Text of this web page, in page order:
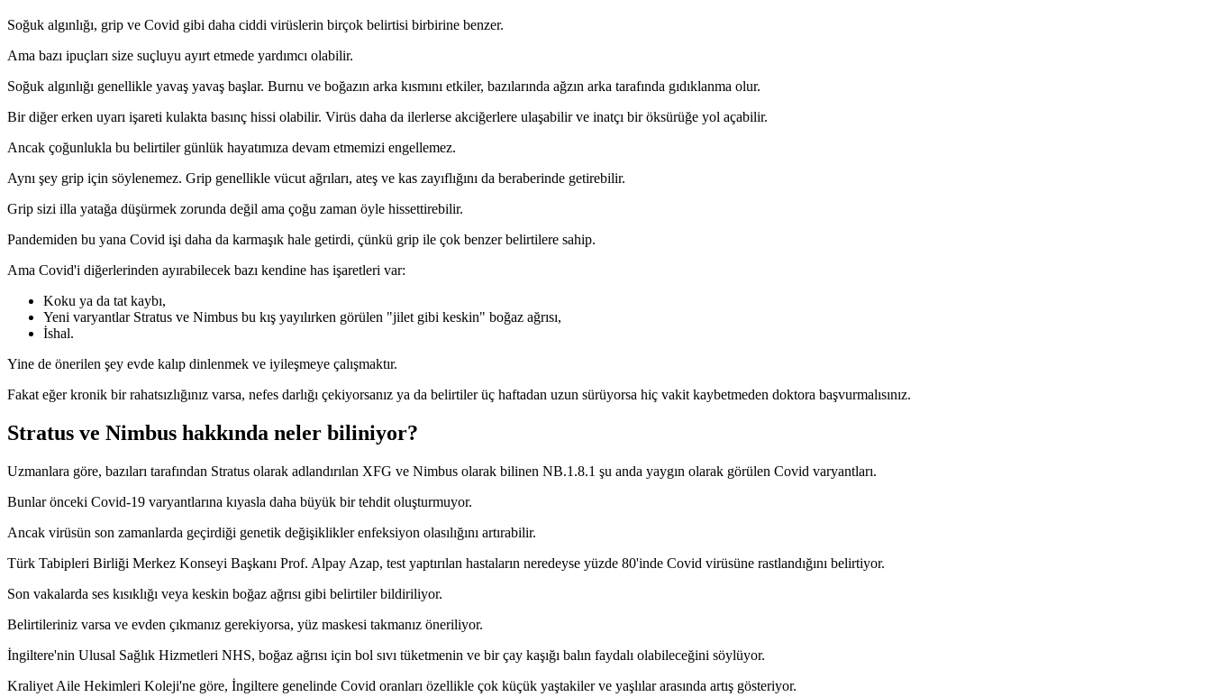
Soğuk algınlığı, grip ve Covid gibi daha ciddi virüslerin birçok belirtisi birbirine benzer.
Ama bazı ipuçları size suçluyu ayırt etmede yardımcı olabilir.
Soğuk algınlığı genellikle yavaş yavaş başlar. Burnu ve boğazın arka kısmını etkiler, bazılarında ağzın arka tarafında gıdıklanma olur.
Bir diğer erken uyarı işareti kulakta basınç hissi olabilir. Virüs daha da ilerlerse akciğerlere ulaşabilir ve inatçı bir öksürüğe yol açabilir.
Ancak çoğunlukla bu belirtiler günlük hayatımıza devam etmemizi engellemez.
Aynı şey grip için söylenemez. Grip genellikle vücut ağrıları, ateş ve kas zayıflığını da beraberinde getirebilir.
Grip sizi illa yatağa düşürmek zorunda değil ama çoğu zaman öyle hissettirebilir.
Pandemiden bu yana Covid işi daha da karmaşık hale getirdi, çünkü grip ile çok benzer belirtilere sahip.
Ama Covid'i diğerlerinden ayırabilecek bazı kendine has işaretleri var:
Koku ya da tat kaybı,
Yeni varyantlar Stratus ve Nimbus bu kış yayılırken görülen "jilet gibi keskin" boğaz ağrısı,
İshal.
Yine de önerilen şey evde kalıp dinlenmek ve iyileşmeye çalışmaktır.
Fakat eğer kronik bir rahatsızlığınız varsa, nefes darlığı çekiyorsanız ya da belirtiler üç haftadan uzun sürüyorsa hiç vakit kaybetmeden doktora başvurmalısınız.
Stratus ve Nimbus hakkında neler biliniyor?
Uzmanlara göre, bazıları tarafından Stratus olarak adlandırılan XFG ve Nimbus olarak bilinen NB.1.8.1 şu anda yaygın olarak görülen Covid varyantları.
Bunlar önceki Covid-19 varyantlarına kıyasla daha büyük bir tehdit oluşturmuyor.
Ancak virüsün son zamanlarda geçirdiği genetik değişiklikler enfeksiyon olasılığını artırabilir.
Türk Tabipleri Birliği Merkez Konseyi Başkanı Prof. Alpay Azap, test yaptırılan hastaların neredeyse yüzde 80'inde Covid virüsüne rastlandığını belirtiyor.
Son vakalarda ses kısıklığı veya keskin boğaz ağrısı gibi belirtiler bildiriliyor.
Belirtileriniz varsa ve evden çıkmanız gerekiyorsa, yüz maskesi takmanız öneriliyor.
İngiltere'nin Ulusal Sağlık Hizmetleri NHS, boğaz ağrısı için bol sıvı tüketmenin ve bir çay kaşığı balın faydalı olabileceğini söylüyor.
Kraliyet Aile Hekimleri Koleji'ne göre, İngiltere genelinde Covid oranları özellikle çok küçük yaştakiler ve yaşlılar arasında artış gösteriyor.